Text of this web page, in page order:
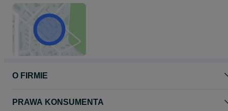
O FIRMIE
PRAWA KONSUMENTA